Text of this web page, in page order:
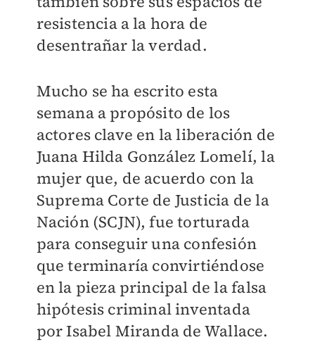
resistencia a la hora de
desentrañar la verdad.
Mucho se ha escrito esta
semana a propósito de los
actores clave en la liberación de
Juana Hilda González Lomelí, la
mujer que, de acuerdo con la
Suprema Corte de Justicia de la
Nación (SCJN), fue torturada
para conseguir una confesión
que terminaría convirtiéndose
en la pieza principal de la falsa
hipótesis criminal inventada
por Isabel Miranda de Wallace.